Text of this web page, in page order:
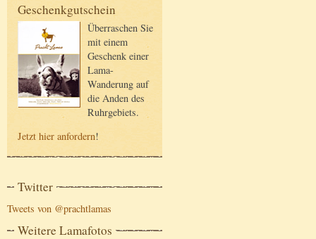
Geschenkgutschein
Überraschen Sie
mit einem
Geschenk einer
Lama-
Wanderung auf
die Anden des
Ruhrgebiets.
Jetzt hier anfordern!
Twitter
Tweets von @prachtlamas
Weitere Lamafotos